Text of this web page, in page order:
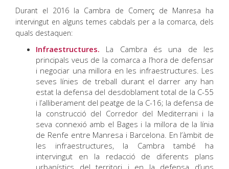
Durant el 2016 la Cambra de Comerç de Manresa ha
intervingut en alguns temes cabdals per a la comarca, dels
quals destaquen:
Infraestructures. La Cambra és una de les
principals veus de la comarca a l’hora de defensar
i negociar una millora en les infraestructures. Les
seves línies de treball durant el darrer any han
estat la defensa del desdoblament total de la C-55
i l’alliberament del peatge de la C-16; la defensa de
la construcció del Corredor del Mediterrani i la
seva connexió amb el Bages i la millora de la línia
de Renfe entre Manresa i Barcelona. En l’àmbit de
les infraestructures, la Cambra també ha
intervingut en la redacció de diferents plans
urbanístics del territori i en la defensa d’uns